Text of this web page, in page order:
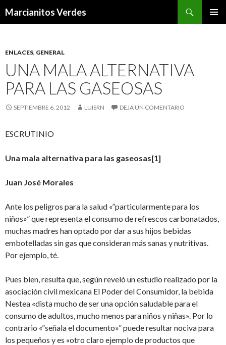
Marcianitos Verdes
ENLACES, GENERAL
UNA MALA ALTERNATIVA
PARA LAS GASEOSAS
SEPTIEMBRE 6, 2012 LUISRN DEJA UN COMENTARIO
ESCRUTINIO
Una mala alternativa para las gaseosas[1]
Juan José Morales
Ante los peligros para la salud «”particularmente para los
niños»” que representa el consumo de refrescos carbonatados,
muchas madres han optado por dar a sus hijos bebidas
embotelladas sin gas que consideran más sanas y nutritivas.
Por ejemplo, té.
Pues bien, resulta que, según reveló un estudio realizado por la
asociación civil mexicana El Poder del Consumidor, la bebida
Nestea «dista mucho de ser una opción saludable para el
consumo de adultos, mucho menos para niños y niñas». Por lo
contrario «”señala el documento»” puede resultar nociva para
los pequeños y es «otro claro ejemplo de productos que